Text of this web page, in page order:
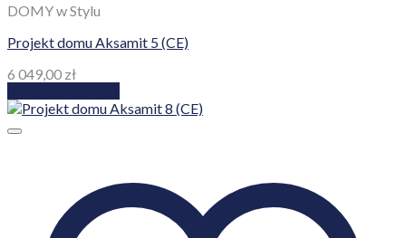
DOMY w Stylu
Projekt domu Aksamit 5 (CE)
6 049,00 zł